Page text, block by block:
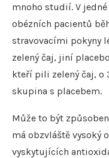
mnoho studií. V
obézních pacientů
stravovacími pokyny
zelený čaj, jiní
kteří pili zelený čaj, o
skupina s placebem.
Může to být
má obzvláště vysoký
vyskytujících